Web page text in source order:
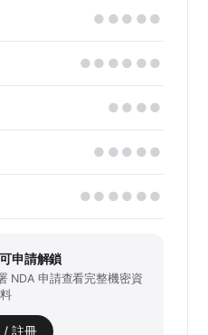
●●●●●
●●●●●●
●●●●
●●●●●
●●●●●●
申請解鎖
NDA 申請查看完整機密資
料
/ 註冊